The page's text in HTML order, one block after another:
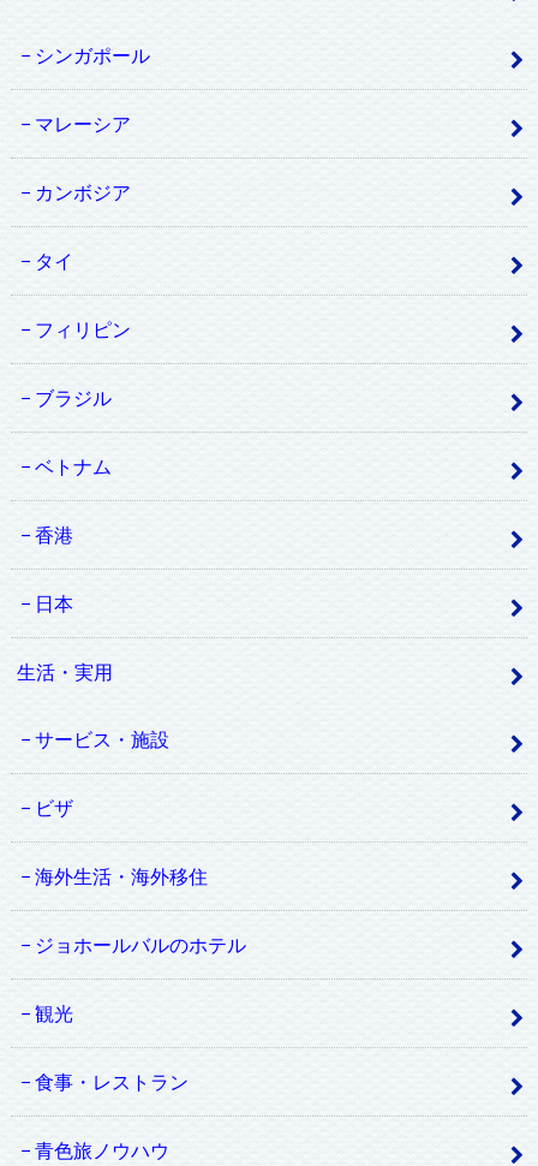
シンガポール
マレーシア
カンボジア
タイ
フィリピン
ブラジル
ベトナム
香港
日本
生活・実用
サービス・施設
ビザ
海外生活・海外移住
ジョホールバルのホテル
観光
食事・レストラン
青色旅ノウハウ